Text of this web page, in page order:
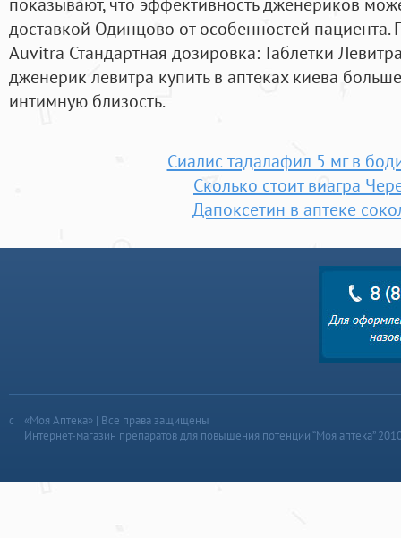
доставкой Одинцово от особенностей пациента.
Auvitra Стандартная дозировка: Таблетки
дженерик левитра купить в аптеках киева
интимную близость.
Сиалис тадалафил 5 мг в
Сколько стоит виагра
Дапоксетин в аптеке
«Моя Аптека» | Все права защищены
Интернет-магазин препаратов для повышения потенции “Моя аптека”